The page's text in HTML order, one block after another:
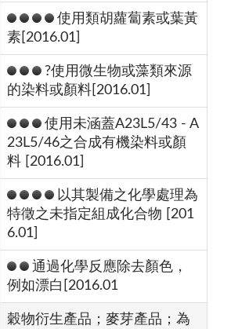
使用類胡蘿蔔素或葉黃
素[2016.01]
?使用微生物或藻類來源
的染料或顏料[2016.01]
使用未涵蓋A23L5/43 - A
23L5/46之合成有機染料或顏
料 [2016.01]
以其製備之化學處理為
特徵之未指定組成化合物 [201
6.01]
通過化學反應除去顏色，
例如漂白[2016.01
穀物衍生產品；麥芽產品；為